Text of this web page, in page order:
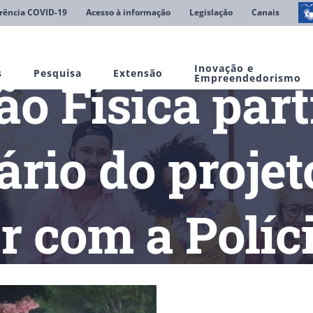
COVID-19 Acesso à informação Legislação Canais
Pesquisa Extensão Inovação e
Empreendedorismo
Física
do
com a